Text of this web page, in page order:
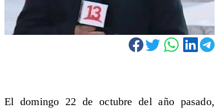
El domingo 22 de octubre del año pasado,